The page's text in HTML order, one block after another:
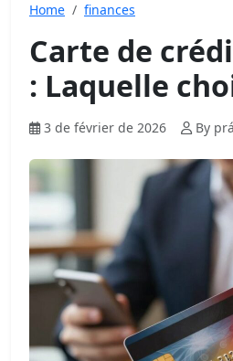
Home finances
Carte de
: Laquelle
3 de février de 2026 By